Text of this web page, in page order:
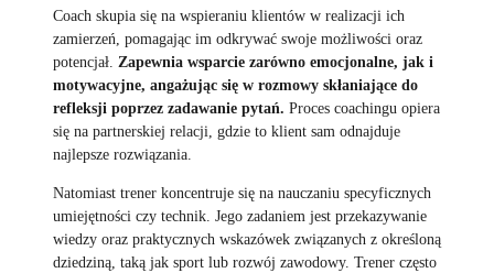
Coach skupia się na wspieraniu klientów w realizacji ich
zamierzeń, pomagając im odkrywać swoje możliwości oraz
potencjał. Zapewnia wsparcie zarówno emocjonalne, jak i
motywacyjne, angażując się w rozmowy skłaniające do
refleksji poprzez zadawanie pytań. Proces coachingu opiera
się na partnerskiej relacji, gdzie to klient sam odnajduje
najlepsze rozwiązania.
Natomiast trener koncentruje się na nauczaniu specyficznych
umiejętności czy technik. Jego zadaniem jest przekazywanie
wiedzy oraz praktycznych wskazówek związanych z określoną
dziedziną, taką jak sport lub rozwój zawodowy. Trener często